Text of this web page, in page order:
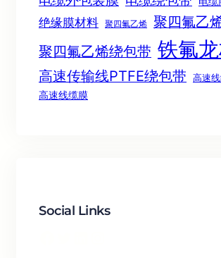
绝缘膜材料 聚四氟乙烯
聚四氟乙
聚四氟乙烯绕包带 铁氟
高速传输线PTFE绕包带
高速
高速线缆膜
Social Links